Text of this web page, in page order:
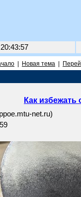
Новая тема
Как избежать
net.ru)